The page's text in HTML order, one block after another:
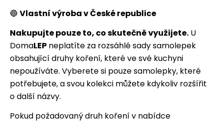
🔵 Vlastní výroba v České republice
Nakupujte pouze to, co skutečně využijete. U
DomaLEP neplatíte za rozsáhlé sady samolepek
obsahující druhy koření, které ve své kuchyni
nepoužíváte. Vyberete si pouze samolepky, které
potřebujete, a svou kolekci můžete kdykoliv rozšířit
o další názvy.
Pokud požadovaný druh koření v nabídce